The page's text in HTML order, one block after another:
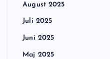
August 2025
Juli 2025
Juni 2025
Maj 2025